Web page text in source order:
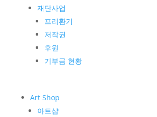
재단사업
프리환기
저작권
후원
기부금 현황
Art Shop
아트샵